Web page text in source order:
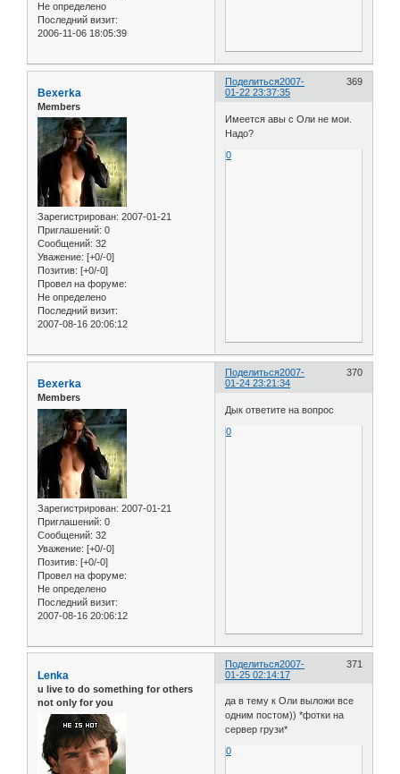
Не определено
Последний визит:
2006-11-06 18:05:39
Поделиться 369
2007-
01-22 23:37:35
Bexerka
Members
Зарегистрирован: 2007-01-21
Приглашений: 0
Сообщений: 32
Уважение: [+0/-0]
Позитив: [+0/-0]
Провел на форуме:
Не определено
Последний визит:
2007-08-16 20:06:12
Имеется авы с Оли не мои.
Надо?
0
Поделиться 370
2007-
01-24 23:21:34
Bexerka
Members
Зарегистрирован: 2007-01-21
Приглашений: 0
Сообщений: 32
Уважение: [+0/-0]
Позитив: [+0/-0]
Провел на форуме:
Не определено
Последний визит:
2007-08-16 20:06:12
Дык ответите на вопрос
0
Поделиться 371
2007-
01-25 02:14:17
Lenka
u live to do something for others
not only for you
да в тему к Оли выложи все
одним постом)) *фотки на
сервер грузи*
0